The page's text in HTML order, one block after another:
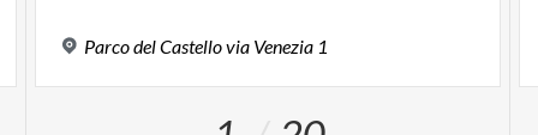
ParcodelCastellovia Venezia 1